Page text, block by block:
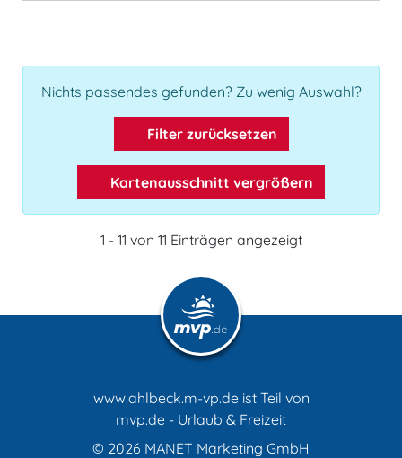
Nichts passendes gefunden? Zu wenig Auswahl?
Filter zurücksetzen
Kartenausschnitt vergrößern
1 - 11 von 11 Einträgen angezeigt
www.ahlbeck.m-vp.de ist Teil von
mvp.de - Urlaub & Freizeit
© 2026 MANET Marketing GmbH